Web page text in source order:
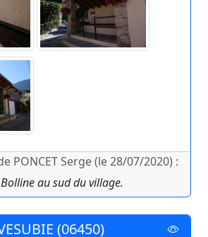
PONCET Serge (le 28/07/2020) :
au sud du village.
(06450)